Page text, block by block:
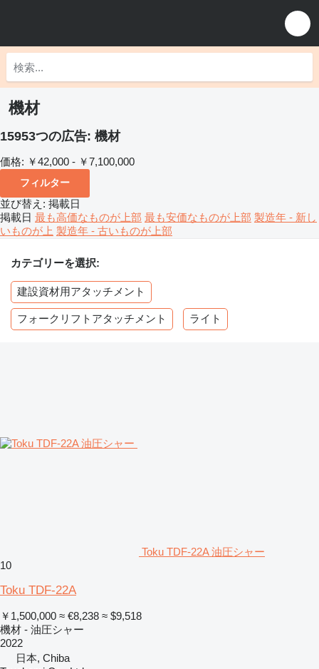
機材
15953つの広告: 機材
価格: ￥42,000 - ￥7,100,000
フィルター
並び替え : 掲載日
掲載日 最も高価なものが上部 最も安価なものが上部 製造年 - 新し
いものが上 製造年 - 古いものが上部
カテゴリーを選択:
建設資材用アタッチメント
フォークリフトアタッチメント ライト
Toku TDF-22A 油圧シャー
10
Toku TDF-22A
￥1,500,000 ≈ €8,238 ≈ $9,518
機材 - 油圧シャー
2022
日本, Chiba